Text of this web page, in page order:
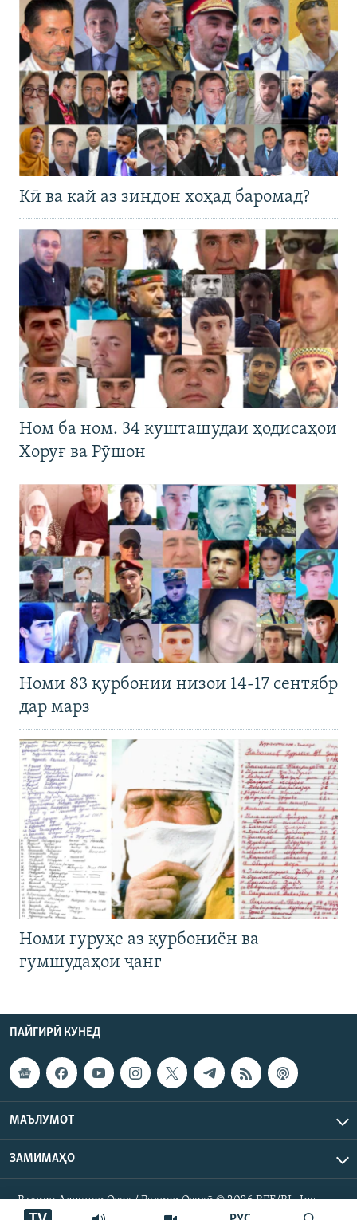
Кӣ ва кай аз зиндон хоҳад баромад?
Ном ба ном. 34 кушташудаи ҳодисаҳои
Хоруғ ва Рӯшон
Номи 83 қурбонии низои 14-17 сентябр
дар марз
Номи гуруҳе аз қурбониён ва
гумшудаҳои ҷанг
ПАЙГИРӢ КУНЕД
МАЪЛУМОТ
ЗАМИМАҲО
Радиои Аврупои Озод / Радиои Озодӣ © 2026 RFE/RL. Inc.
Ҳамаи ҳуқуқ маҳфуз аст.